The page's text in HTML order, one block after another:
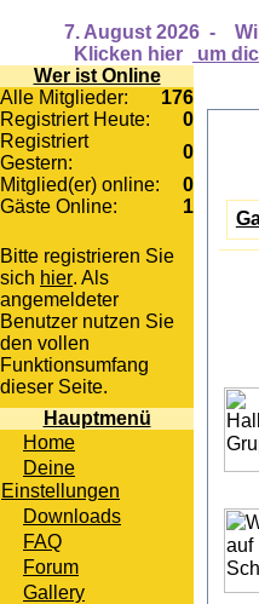
7. August 2026 -
Klicken hier
um
Wer ist Online
Alle Mitglieder:
176
Registriert Heute:
0
Registriert
Gestern:
0
Mitglied(er) online:
0
Gäste Online:
1
Bitte registrieren Sie
sich hier. Als
angemeldeter
Benutzer nutzen Sie
den vollen
Funktionsumfang
dieser Seite.
Hauptmenü
Home
Deine
Einstellungen
Downloads
FAQ
Forum
Gallery